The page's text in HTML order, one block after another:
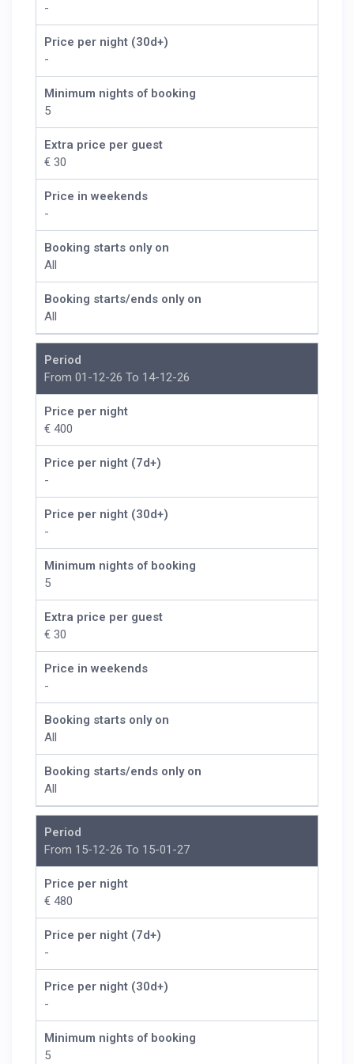
-
Price per night (30d+)
-
Minimum nights of booking
5
Extra price per guest
€ 30
Price in weekends
-
Booking starts only on
All
Booking starts/ends only on
All
Period
From 01-12-26 To 14-12-26
Price per night
€ 400
Price per night (7d+)
-
Price per night (30d+)
-
Minimum nights of booking
5
Extra price per guest
€ 30
Price in weekends
-
Booking starts only on
All
Booking starts/ends only on
All
Period
From 15-12-26 To 15-01-27
Price per night
€ 480
Price per night (7d+)
-
Price per night (30d+)
-
Minimum nights of booking
5